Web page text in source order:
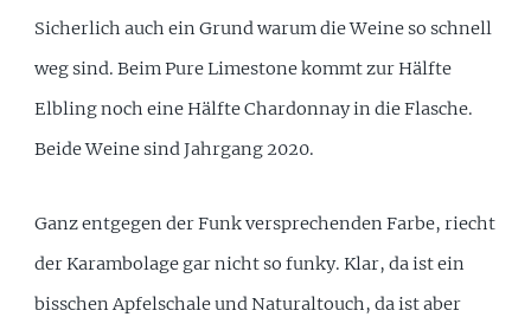
Sicherlich auch ein Grund warum die Weine so schnell
weg sind. Beim Pure Limestone kommt zur Hälfte
Elbling noch eine Hälfte Chardonnay in die Flasche.
Beide Weine sind Jahrgang 2020.
Ganz entgegen der Funk versprechenden Farbe, riecht
der Karambolage gar nicht so funky. Klar, da ist ein
bisschen Apfelschale und Naturaltouch, da ist aber